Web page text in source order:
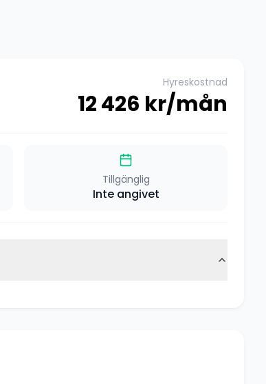
Hyreskostnad
12 426 kr/mån
Tillgänglig
Inte angivet